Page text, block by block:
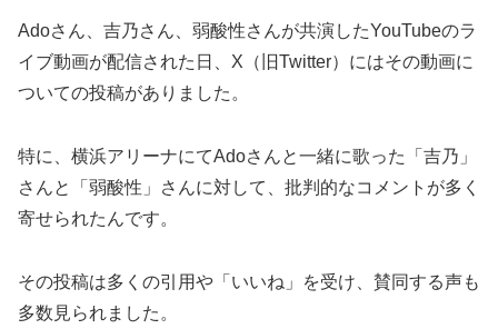
Adoさん、吉乃さん、弱酸性さんが共演したYouTubeのラ
イブ動画が配信された日、X（旧Twitter）にはその動画に
ついての投稿がありました。
特に、横浜アリーナにてAdoさんと一緒に歌った「吉乃」
さんと「弱酸性」さんに対して、批判的なコメントが多く
寄せられたんです。
その投稿は多くの引用や「いいね」を受け、賛同する声も
多数見られました。